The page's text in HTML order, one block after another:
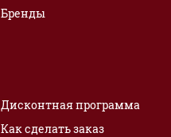
Бренды
Дисконтная программа
Как сделать заказ